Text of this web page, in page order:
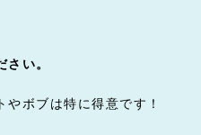
い。
ボブは特に得意です！